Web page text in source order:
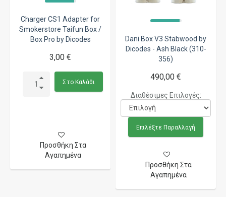
Charger CS1 Adapter for
Smokerstore Taifun Box /
Box Pro by Dicodes
3,00 €
Στο Καλάθι
Προσθήκη Στα
Αγαπημένα
Dani Box V3 Stabwood by
Dicodes - Ash Black (310-
356)
490,00 €
Διαθέσιμες Επιλογές:
Επιλέξτε Παραλλαγή
Προσθήκη Στα
Αγαπημένα